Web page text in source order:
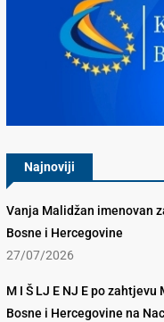
Najnoviji
Vanja Malidžan imenovan
Bosne i Hercegovine
27/07/2026
M I Š LJ E NJ E po
Bosne i Hercegovine na